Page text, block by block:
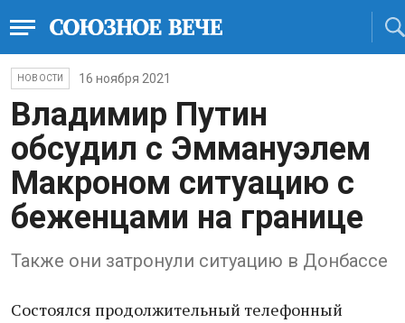
НОВОСТИ 16 ноября 2021
Владимир Путин
обсудил с Эммануэлем
Макроном ситуацию с
беженцами на границе
Также они затронули ситуацию в Донбассе
Состоялся продолжительный телефонный